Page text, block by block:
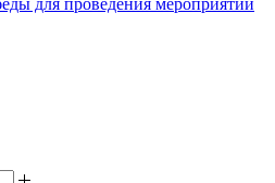
для проведения мероприятий